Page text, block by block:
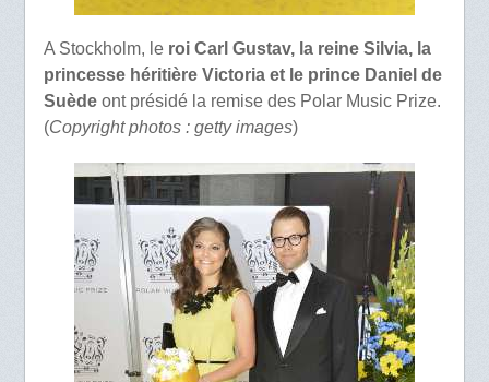
A Stockholm, leroi Carl Gustav, la reine Silvia, la
princesse héritière Victoria et le prince Daniel de
Suèdeont présidé la remise des Polar Music Prize.
(Copyright photos : getty images)